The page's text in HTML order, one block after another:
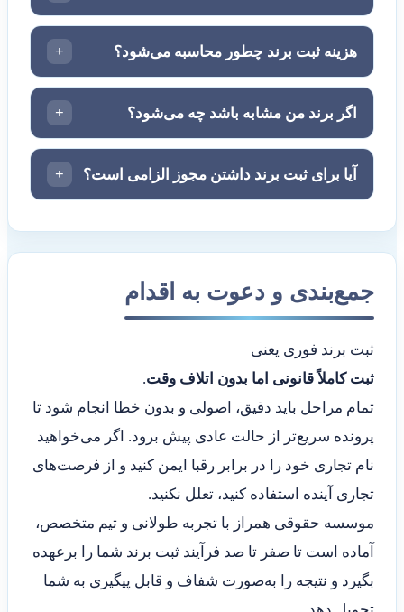
هزینه ثبت برند چطور محاسبه می‌شود؟ +
اگر برند من مشابه باشد چه می‌شود؟ +
آیا برای ثبت برند داشتن مجوز الزامی است؟ +
جمع‌بندی و دعوت به اقدام
ثبت برند فوری یعنی
ثبت کاملاً قانونی اما بدون اتلاف وقت.
تمام مراحل باید دقیق، اصولی و بدون خطا انجام شود تا
پرونده سریع‌تر از حالت عادی پیش برود. اگر می‌خواهید
نام تجاری خود را در برابر رقبا ایمن کنید و از فرصت‌های
تجاری آینده استفاده کنید، تعلل نکنید.
موسسه حقوقی همراز با تجربه طولانی و تیم متخصص،
آماده است تا صفر تا صد فرآیند ثبت برند شما را برعهده
بگیرد و نتیجه را به‌صورت شفاف و قابل پیگیری به شما